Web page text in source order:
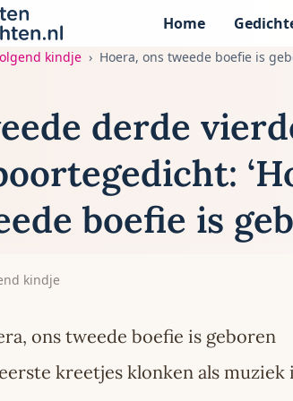
— naar de homepage
Home
kindje Hoera, ons tweede boefie is
derde
boefie is
kindje
ons tweede boefie is geboren
kreetjes klonken als muziek